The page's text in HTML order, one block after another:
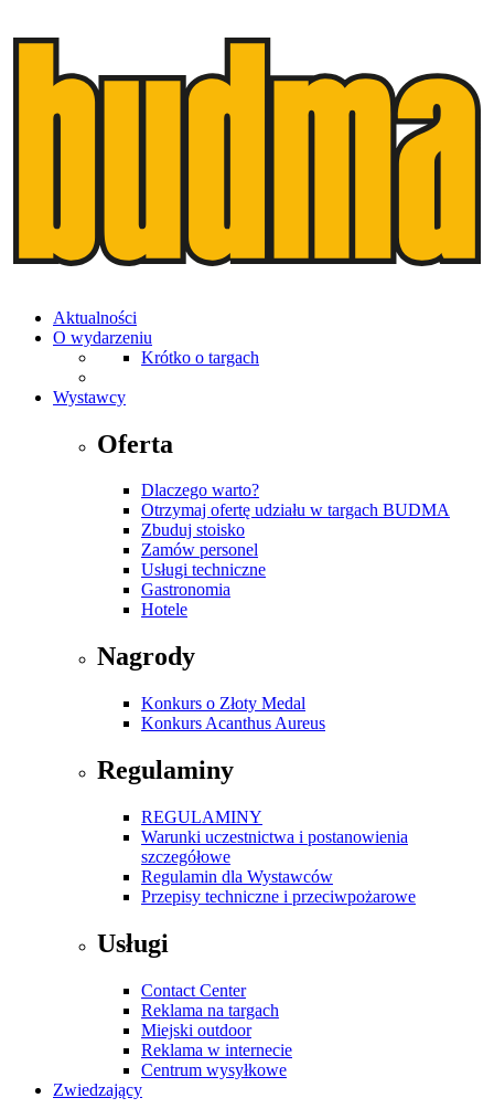
Aktualności
O wydarzeniu
Krótko o targach
Wystawcy
Oferta
Dlaczego warto?
Otrzymaj ofertę udziału w targach BUDMA
Zbuduj stoisko
Zamów personel
Usługi techniczne
Gastronomia
Hotele
Nagrody
Konkurs o Złoty Medal
Konkurs Acanthus Aureus
Regulaminy
REGULAMINY
Warunki uczestnictwa i postanowienia
szczegółowe
Regulamin dla Wystawców
Przepisy techniczne i przeciwpożarowe
Usługi
Contact Center
Reklama na targach
Miejski outdoor
Reklama w internecie
Centrum wysyłkowe
Zwiedzający